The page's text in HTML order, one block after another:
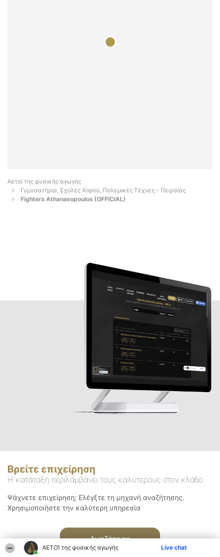
ΑΕΤΟΊ της φυσικής αγωγής Live chat
Αετοί της φυσικής αγωγής
Γυμναστήρια, Σχολές Χορού, Πολεμικές Τέχνες - Πειραιάς
Fighters Athanasopoulos (OFFICIAL)
Βρείτε επιχείρηση
Η κατάταξη περιλαμβάνει τους καλύτερους στον κλάδο
Ψάχνετε επιχείρηση; Ελέγξτε τη μηχανή αναζήτησης.
Χρησιμοποιήστε την καλύτερη υπηρεσία
Αναζήτηση